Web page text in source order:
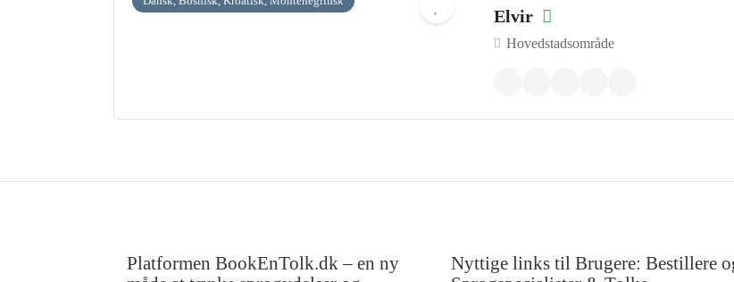
Elvir
Hovedstadsområde
Platformen BookEnTolk.dk – en ny
Nyttige links til Brugere: Bestillere